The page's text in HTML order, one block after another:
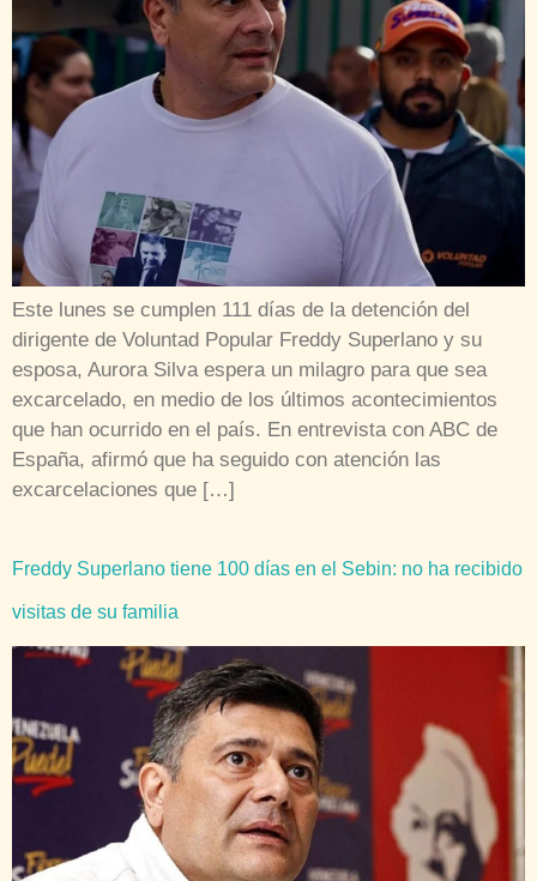
Este lunes se cumplen 111 días de la detención del
dirigente de Voluntad Popular Freddy Superlano y su
esposa, Aurora Silva espera un milagro para que sea
excarcelado, en medio de los últimos acontecimientos
que han ocurrido en el país. En entrevista con ABC de
España, afirmó que ha seguido con atención las
excarcelaciones que […]
Freddy Superlano tiene 100 días en el Sebin: no ha recibido
visitas de su familia